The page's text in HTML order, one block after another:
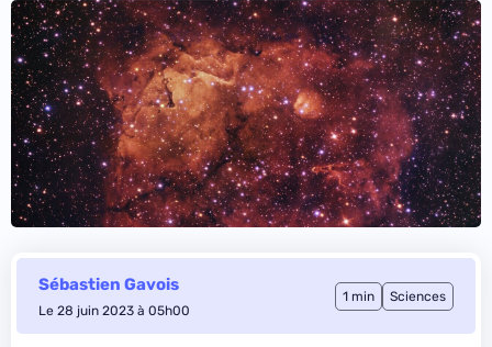
Sébastien Gavois
Le 28 juin 2023 à 05h00
1 min Sciences